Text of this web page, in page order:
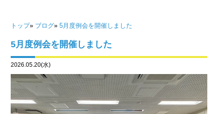
トップ» ブログ» 5月度例会を開催しました
5月度例会を開催しました
2026.05.20(水)